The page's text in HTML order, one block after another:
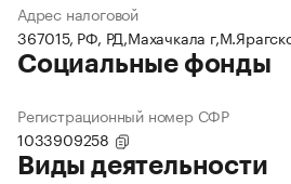
Адрес налоговой
367015, РФ, РД,Махачкала
Социальные фонды
Регистрационный номер СФР
1033909258
Виды деятельности